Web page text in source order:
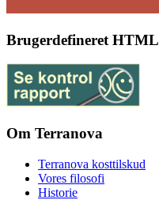
Brugerdefineret HTML
Om Terranova
Terranova kosttilskud
Vores filosofi
Historie